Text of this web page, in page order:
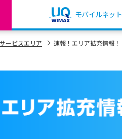
モバイルネット
サービスエリア 速報！エリア拡充情報！